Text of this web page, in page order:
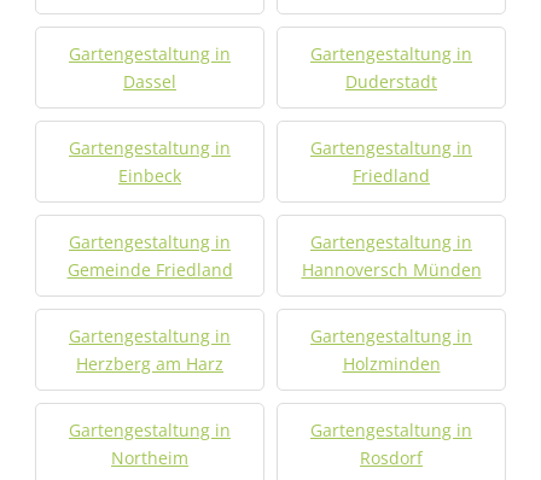
Gartengestaltung in
Dassel
Gartengestaltung in
Duderstadt
Gartengestaltung in
Einbeck
Gartengestaltung in
Friedland
Gartengestaltung in
Gemeinde Friedland
Gartengestaltung in
Hannoversch Münden
Gartengestaltung in
Herzberg am Harz
Gartengestaltung in
Holzminden
Gartengestaltung in
Northeim
Gartengestaltung in
Rosdorf